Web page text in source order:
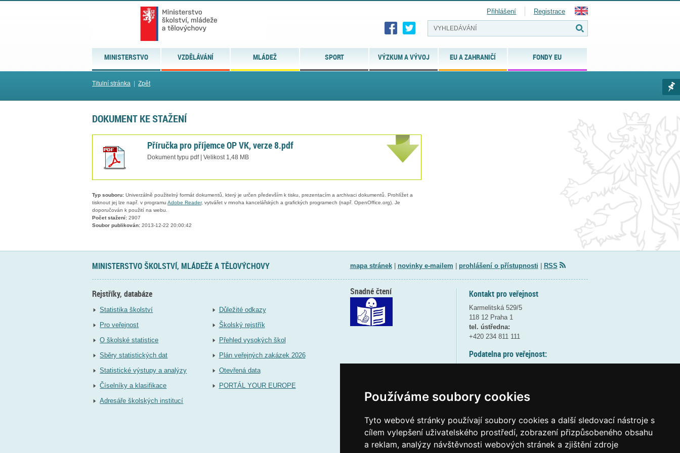
Používáme soubory cookies
Tyto webové stránky používají soubory cookies a další sledovací nástroje s
cílem vylepšení uživatelského prostředí, zobrazení přizpůsobeného obsahu
a reklam, analýzy návštěvnosti webových stránek a zjištění zdroje
MINISTERSTVO VZDĚLÁVÁNÍ MLÁDEŽ SPORT VÝZKUM A VÝVOJ EU A ZAHRANIČÍ FONDY EU
Přihlášení Registrace
Titulní stránka Zpět
DOKUMENT KE STAŽENÍ
Příručka pro příjemce OP VK, verze 8.pdf
Dokument typu pdf | Velikost 1,48 MB
Typ souboru: Univerzálně použitelný formát dokumentů, který je určen především k tisku, prezentacím a archivaci dokumentů. Prohlížet a
tisknout jej lze např. v programu Adobe Reader, vytvářet v mnoha kancelářských a grafických programech (např. OpenOffice.org). Je
doporučován k použití na webu.
Počet stažení: 2907
Soubor publikován: 2013-12-22 20:00:42
MINISTERSTVO ŠKOLSTVÍ, MLÁDEŽE A TĚLOVÝCHOVY mapa stránek| novinky e-mailem prohlášení o přístupnosti RSS
Rejstříky, databáze
Statistika školství
Pro veřejnost
O školské statistice
Sběry statistických dat
Statistické výstupy a analýzy
Číselníky a klasifikace
Adresáře školských institucí
Důležité odkazy
Školský rejstřík
Přehled vysokých škol
Plán veřejných zakázek 2026
Otevřená data
PORTÁL YOUR EUROPE
Kontakt pro veřejnost
Karmelitská 529/5
118 12 Praha 1
tel. ústředna:
+420 234 811 111
Podatelna pro veřejnost:
(více informací
Elektronická podatelna:
posta@msmtgov cz
Snadné čtení